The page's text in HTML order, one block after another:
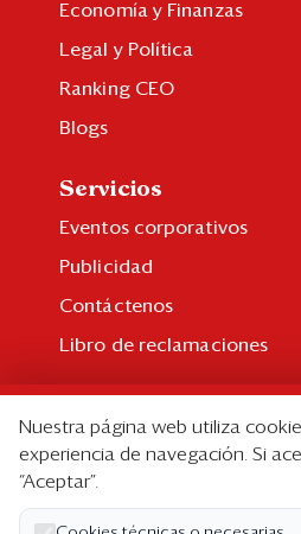
Economía y Finanzas
Legal y Política
Ranking CEO
Blogs
Servicios
Eventos corporativos
Publicidad
Contáctenos
Libro de reclamaciones
Suscripción individual
Paquetes corporativos
Edición Impresa
Nuestra página web utiliza
experiencia de navegación. Si
“Aceptar”.